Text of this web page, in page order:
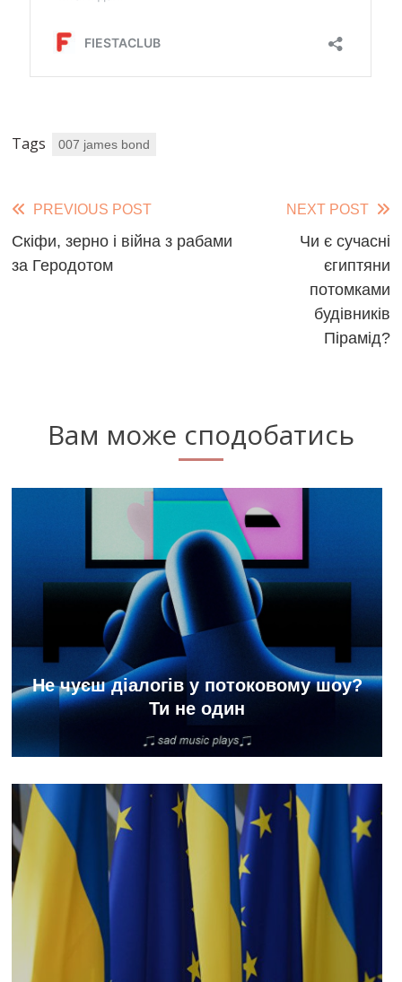
Tags 007 james bond
Read
more
articles
PREVIOUS POST
Скіфи, зерно і війна з рабами
за Геродотом
NEXT POST
Чи є сучасні
єгиптяни
потомками
будівників
Пірамід?
Вам може сподобатись
Не чуєш діалогів у потоковому шоу?
Ти не один